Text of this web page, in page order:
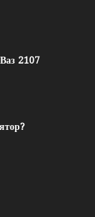
2107